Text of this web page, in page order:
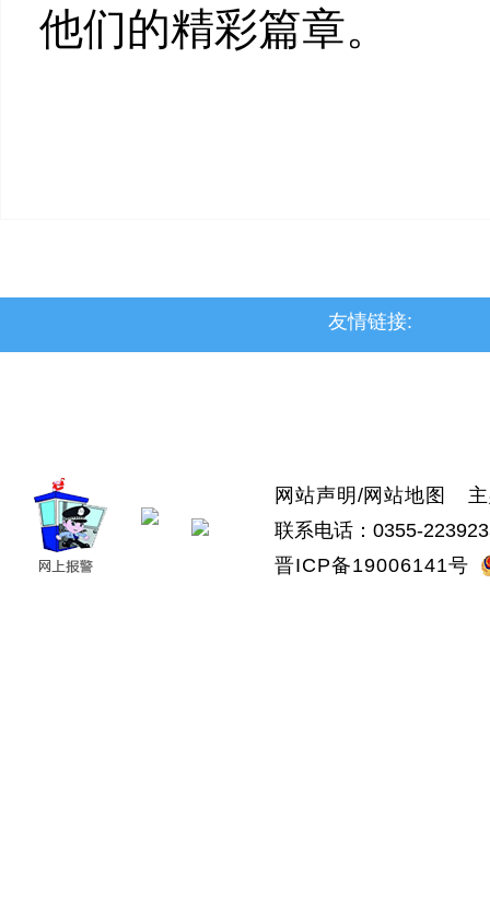
他们的精彩篇章。
友情链接:
网站声明 /网站地图
主
联系电话：0355-
晋ICP备19006141号